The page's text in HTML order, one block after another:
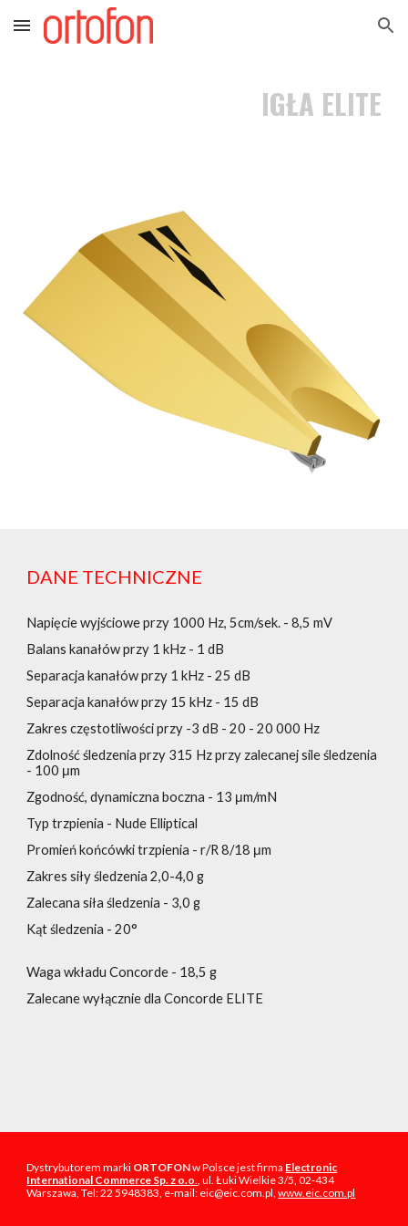
Skip to main content Skip to navigation
IGŁA ELITE
DANE TECHNICZNE
Napięcie wyjściowe przy 1000 Hz, 5cm/sek. - 8,5 mV
Balans kanałów przy 1 kHz - 1 dB
Separacja kanałów przy 1 kHz - 25 dB
Separacja kanałów przy 15 kHz - 15 dB
Zakres częstotliwości przy -3 dB - 20 - 20 000 Hz
Zdolność śledzenia przy 315 Hz przy zalecanej sile śledzenia
- 100 μm
Zgodność, dynamiczna boczna - 13 μm/mN
Typ trzpienia - Nude Elliptical
Promień końcówki trzpienia - r/R 8/18 μm
Zakres siły śledzenia 2,0-4,0 g
Zalecana siła śledzenia - 3,0 g
Kąt śledzenia - 20°
Waga wkładu Concorde - 18,5 g
Zalecane wyłącznie dla Concorde ELITE
Dystrybutorem marki ORTOFONw Polsce jest firma Electronic
International Commerce Sp. z o.o., ul. Łuki Wielkie 3/5, 02-434
Warszawa, Tel: 22 5948383, e-mail: eic@eic.com.pl,www.eic.com.pl